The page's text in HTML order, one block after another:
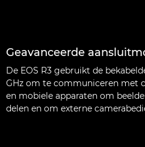
Geavanceerde
De EOS R3 gebruikt de
GHz om te communiceren met
en mobiele apparaten om
delen en om externe